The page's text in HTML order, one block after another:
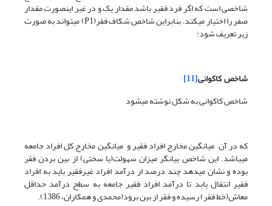
شاخصی است که اگر فرد فقیر باشد مقدار یک و در غیر اینصورت مقدار
صفر را اختیار میکند. بنابراین شاخص شکاف فقر(P1) میتواند به صورت
زیر تعریف شود:
شاخصکاکوانی[11]
شاخص کاکوانی به شکل نوشته میشود
که در آن میانگین مخارج افراد فقیر و میانگین مخارج کل افراد جامعه
میباشد. این شاخص بیانگر میزان سهولت(یا سختی) از بین بردن فقر
بوده و نشان میدهد چند درصد از درآمد افراد غیرفقیر باید به افراد
فقیر انتقال یابد تا درآمد افراد فقیر جامعه به سطح درآمد حداقل
معاش(خط فقر) رسیده و فقر از بین برود(محمدی و همکاران، 1386).